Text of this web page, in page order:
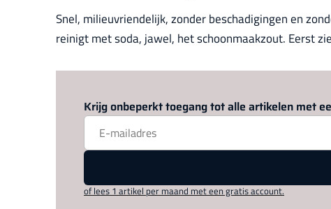
Snel, milieuvriendelijk, zonder beschadigingen en
reinigt met soda, jawel, het schoonmaakzout. Eerst
Krijg onbeperkt toegang tot alle artikelen met
of lees 1 artikel per maand met een gratis account.